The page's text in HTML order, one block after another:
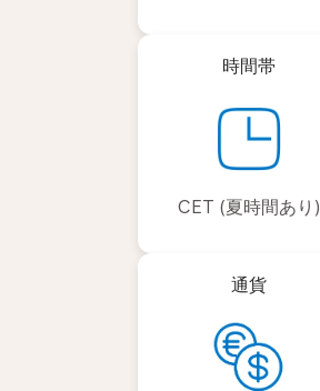
時間帯
CET (夏時間あり)
通貨